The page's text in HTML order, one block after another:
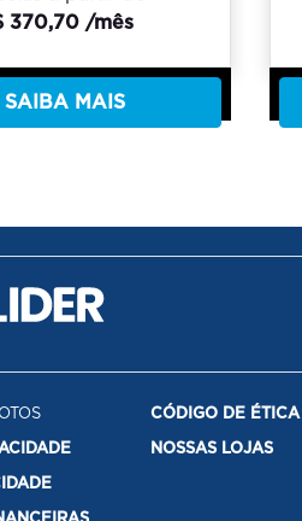
370,70 /mês
SAIBA MAIS
CÓDIGO DE ÉTICA
NOSSAS LOJAS